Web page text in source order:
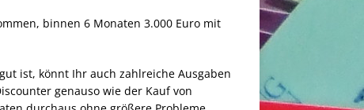
binnen 6 Monaten 3.000 Euro mit
ist, könnt Ihr auch zahlreiche Ausgaben
genauso wie der Kauf von